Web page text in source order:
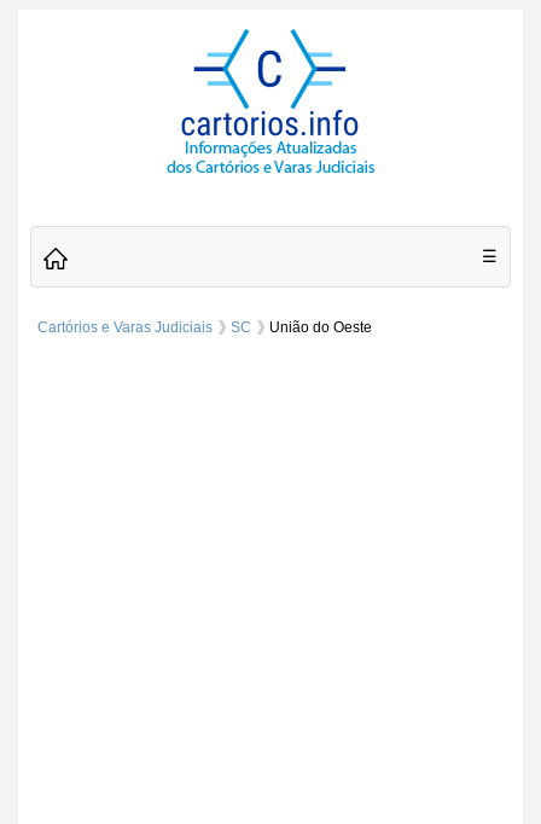
☰
Cartórios e Varas Judiciais SC União do Oeste